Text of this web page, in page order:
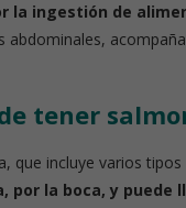
la ingestión de
tener
que incluye varios
por la boca, y puede